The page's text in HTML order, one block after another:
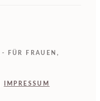
- FÜR FRAUEN,
IMPRESSUM